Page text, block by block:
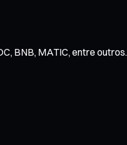
BNB, MATIC, entre outros.